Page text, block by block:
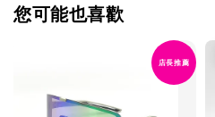
您可能也喜歡
店長推薦